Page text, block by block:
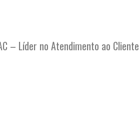
– Líder no Atendimento ao Cliente